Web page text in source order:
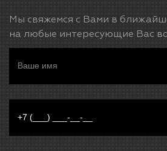
Мы свяжемся с Вами в
на любые интересующие Вас